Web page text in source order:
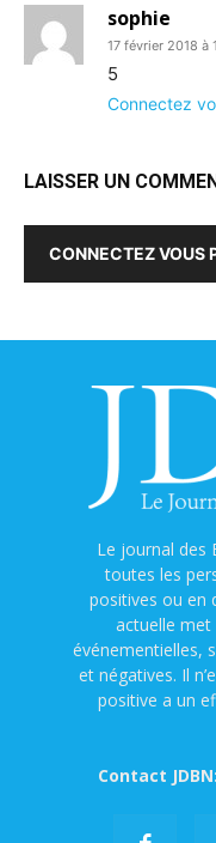
sophie
17 février 2018 à
5
Connectez
LAISSER UN
CONNECTEZ VOUS
Le journal des
toutes les
positives ou en
actuelle
événementielles,
et négatives. Il
positive a un
Contact JDBN: